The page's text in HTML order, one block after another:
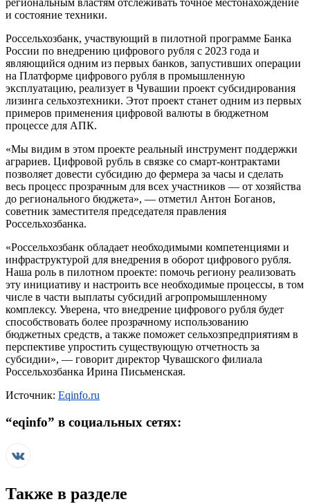
региональным властям отслеживать точное местонахождение
и состояние техники.
Россельхозбанк, участвующий в пилотной программе Банка
России по внедрению цифрового рубля с 2023 года и
являющийся одним из первых банков, запустивших операции
на Платформе цифрового рубля в промышленную
эксплуатацию, реализует в Чувашии проект субсидирования
лизинга сельхозтехники. Этот проект станет одним из первых
примеров применения цифровой валюты в бюджетном
процессе для АПК.
«Мы видим в этом проекте реальный инструмент поддержки
аграриев. Цифровой рубль в связке со смарт-контрактами
позволяет довести субсидию до фермера за часы и сделать
весь процесс прозрачным для всех участников — от хозяйства
до регионального бюджета», — отметил Антон Боганов,
советник заместителя председателя правления
Россельхозбанка.
«Россельхозбанк обладает необходимыми компетенциями и
инфраструктурой для внедрения в оборот цифрового рубля.
Наша роль в пилотном проекте: помочь региону реализовать
эту инициативу и настроить все необходимые процессы, в том
числе в части выплаты субсидий агропромышленному
комплексу. Уверена, что внедрение цифрового рубля будет
способствовать более прозрачному использованию
бюджетных средств, а также поможет сельхозпредприятиям в
перспективе упростить существующую отчетность за
субсидии», — говорит директор Чувашского филиала
Россельхозбанка Ирина Письменская.
Источник: Eqinfo.ru
“eqinfo” в социальных сетях:
Также в разделе